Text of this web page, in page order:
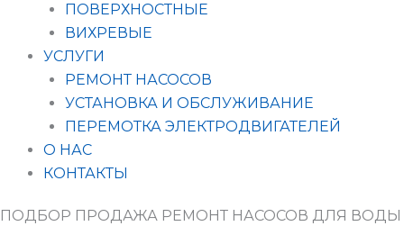
ПОВЕРХНОСТНЫЕ
ВИХРЕВЫЕ
УСЛУГИ
РЕМОНТ НАСОСОВ
УСТАНОВКА И ОБСЛУЖИВАНИЕ
ПЕРЕМОТКА ЭЛЕКТРОДВИГАТЕЛЕЙ
О НАС
КОНТАКТЫ
ПОДБОР ПРОДАЖА РЕМОНТ НАСОСОВ ДЛЯ ВОДЫ